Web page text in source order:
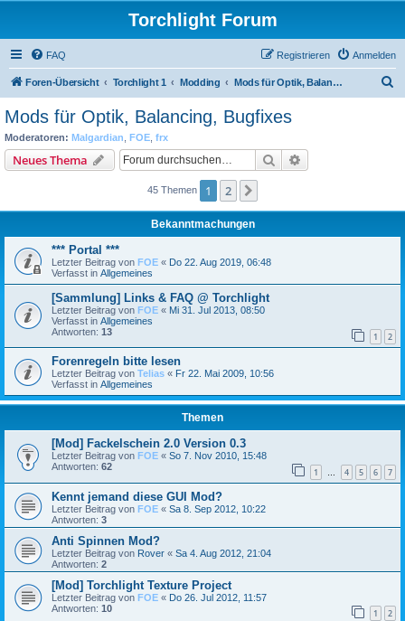
Torchlight Forum
FAQ Anmelden
Registrieren
Foren-Übersicht Torchlight 1 Modding Mods für Optik, Balancing, Bugfixes
Mods für Optik, Balancing, Bugfixes
Moderatoren: Malgardian FOE frx
Neues Thema Suche
45 Themen 1 2
Bekanntmachungen
*** Portal ***
Letzter Beitrag von FOE « Do 22. Aug 2019, 06:48
Verfasst in Allgemeines
[Sammlung] Links & FAQ @ Torchlight
Letzter Beitrag von FOE « Mi 31. Jul 2013, 08:50
Verfasst in Allgemeines
Antworten: 13 1 2
Forenregeln bitte lesen
Letzter Beitrag von Telias « Fr 22. Mai 2009, 10:56
Verfasst in Allgemeines
Themen
[Mod] Fackelschein 2.0 Version 0.3
Letzter Beitrag von FOE « So 7. Nov 2010, 15:48
Antworten: 62 1 … 4 5 6 7
Kennt jemand diese GUI Mod?
Letzter Beitrag von FOE « Sa 8. Sep 2012, 10:22
Antworten: 3
Anti Spinnen Mod?
Letzter Beitrag von Rover « Sa 4. Aug 2012, 21:04
Antworten: 2
[Mod] Torchlight Texture Project
Letzter Beitrag von FOE « Do 26. Jul 2012, 11:57
Antworten: 10 1 2